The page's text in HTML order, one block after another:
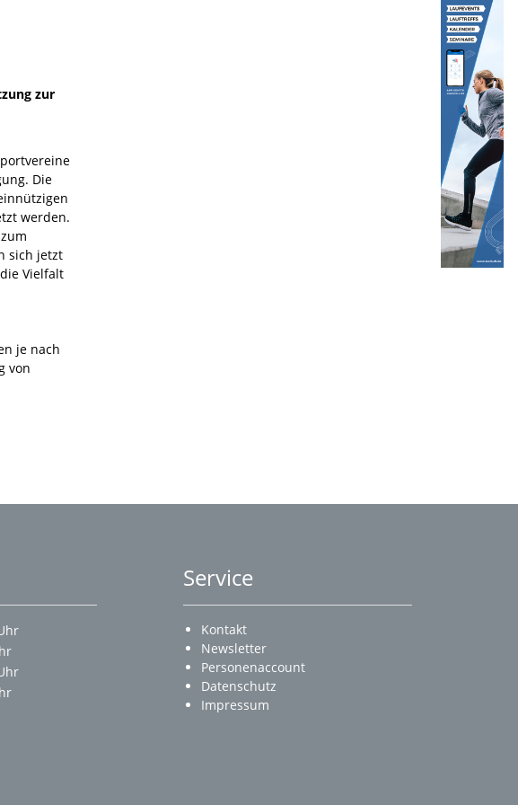
zur
Die
werden.
sich jetzt
Vielfalt
je nach
von
Service
Kontakt
Newsletter
Personenaccount
Datenschutz
Impressum